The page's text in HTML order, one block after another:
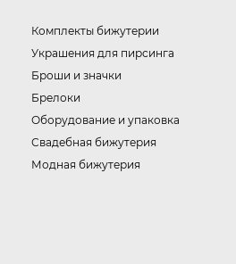
Комплекты бижутерии
Украшения для пирсинга
Броши и значки
Брелоки
Оборудование и упаковка
Свадебная бижутерия
Модная бижутерия